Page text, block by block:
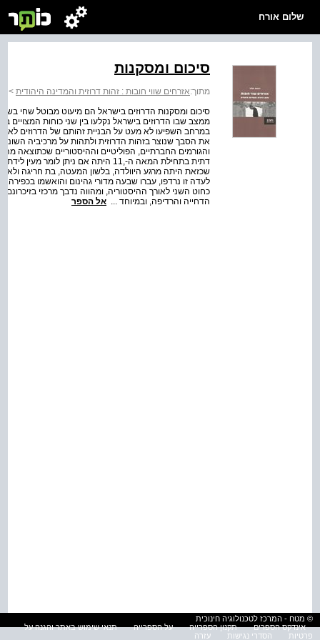
שלום אורח
סיכום ומסקנות
מתוך:אזרחים שווי חובות : זהות דרוזית והמדינה היהודית >
סיכום ומסקנות הדרוזים בישראל הם מיעוט מבוטל שחי
ממצב שבו הדרוזים בישראל נקלעו בין שני כוחות המצויים
במרחב השפיעו לא מעט על הבניית זהותם של הדרוזים
את הסבך שנוצר בזהות הדרוזית ולתהות על מרכיביה
והגורמים החברתיים, הפוליטיים וההיסטוריים שכתוצאה
דתית בתחילת המאה ה-,11 היתה אם
שכזאת היתה מרגע היוולדה, בלשון המעטה, בת חריגה ולא
לעדה זו נרדפו, עברו שבעה מדורי גהינום והואשמו בכפירה.
כחוט השני לאורך ההיסטוריה, ומהווה נדבך מרכזי
הדחייה והרדיפה, ובמיוחד ... אל הספר
© מטח - המרכז לטכנולוגיה חינוכית
אינדקס הספרים
תקנון הספרייה על הספרייה
תנאי שימוש באתר והגנה על
פרטיות
הסדרי נגישות עזרה